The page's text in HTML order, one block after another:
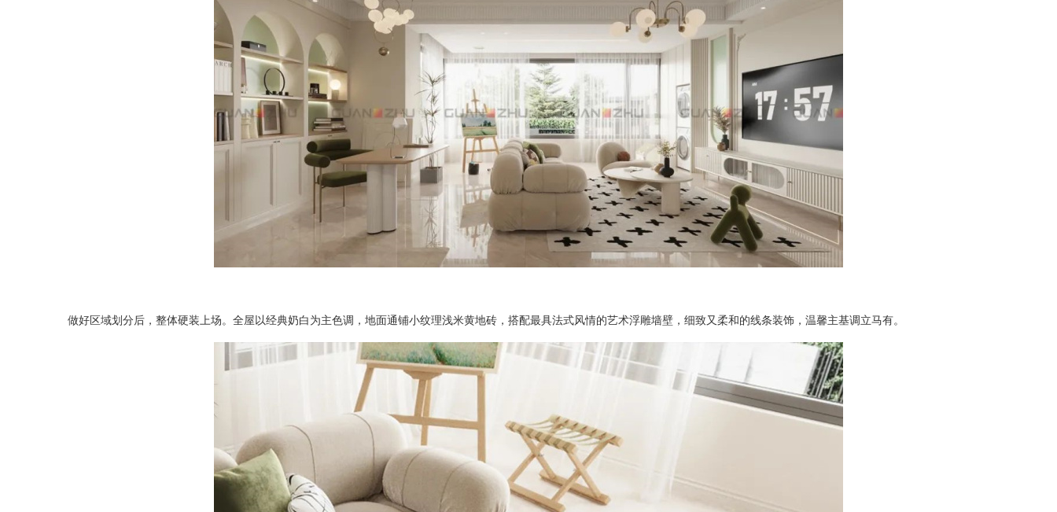
做好区域划分后，整体硬装上场。全屋以经典奶白为主色调，地面通铺小纹理浅米黄地砖，搭配最具法式风情的艺术浮雕墙壁，细致又柔和的线条装饰，温馨主基调立马有。